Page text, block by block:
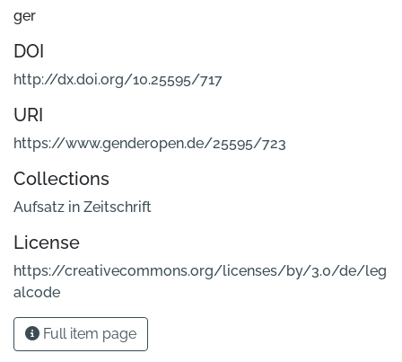
ger
DOI
http://dx.doi.org/10.25595/717
URI
https://www.genderopen.de/25595/723
Collections
Aufsatz in Zeitschrift
License
https://creativecommons.org/licenses/by/3.0/de/leg
alcode
Full item page